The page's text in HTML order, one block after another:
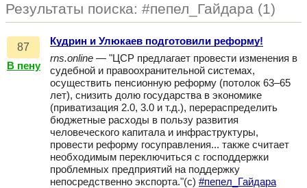
Результаты поиска: #пепел_Гайдара (1)
87
В пену
Кудрин и Улюкаев подготовили реформу!
rns.online — "ЦСР предлагает провести изменения в
судебной и правоохранительной системах,
осуществить пенсионную реформу (потолок 63–65
лет), снизить долю государства в экономике
(приватизация 2.0, 3.0 и т.д.), перераспределить
бюджетные расходы в пользу развития
человеческого капитала и инфраструктуры,
провести реформу госуправления... также считает
необходимым переключиться с господдержки
проблемных предприятий на поддержку
непосредственно экспорта."(с) #пепел_Гайдара